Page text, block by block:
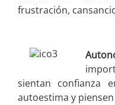
frustración,
sientan confianza
autoestima y